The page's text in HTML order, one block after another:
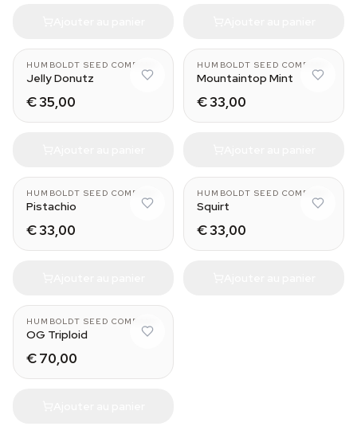
HUMBOLDT SEED COMPANY
Jelly Donutz
€ 35,00
HUMBOLDT SEED COMPANY
Mountaintop Mint
€ 33,00
HUMBOLDT SEED COMPANY
Pistachio
€ 33,00
HUMBOLDT SEED COMPANY
Squirt
€ 33,00
HUMBOLDT SEED COMPANY
OG Triploid
€ 70,00